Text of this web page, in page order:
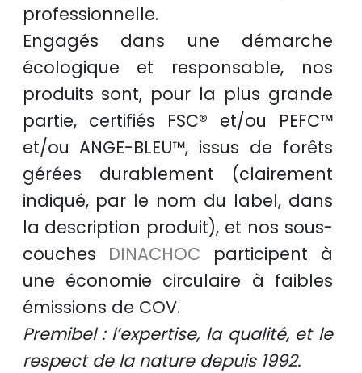
professionnelle.
Engagés dans une démarche
écologique et responsable, nos
produits sont, pour la plus grande
partie, certifiés FSC® et/ou PEFC™
et/ouANGE-BLEU™, issus de forêts
gérées durablement (clairement
indiqué, par le nom du label, dans
la description produit), et nos sous-
couches DINACHOC participent à
une économie circulaire à faibles
émissions de COV.
Premibel : l’expertise, la qualité, et le
respect de la nature depuis 1992.